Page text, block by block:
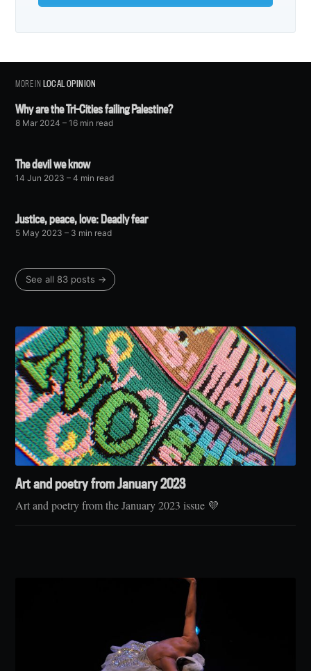
MORE INLOCAL OPINION
Why are the Tri-Cities failing Palestine?
8 Mar 2024 – 16 min read
The devil we know
14 Jun 2023 – 4 min read
Justice, peace, love: Deadly fear
5 May 2023 – 3 min read
See all 83 posts →
Art and poetry from January 2023
Art and poetry from the January 2023 issue 💜